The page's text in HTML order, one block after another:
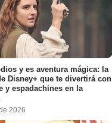
y es aventura mágica: la
Disney+ que te divertirá con
y espadachines en la
2026